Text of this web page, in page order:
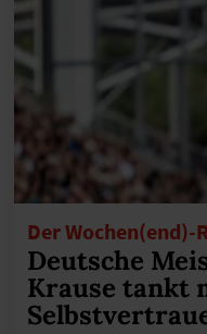
Der Wochen(end)-
Deutsche
Krause tankt